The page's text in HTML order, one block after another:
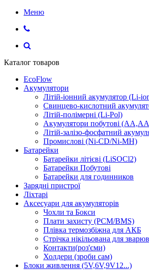
Меню
Каталог товаров
EcoFlow
Акумулятори
Літій-іонний акумулятор (Li-
Свинцево-кислотний
Літій-полімерні (Li-Pol)
Акумулятори побутові
Літій-залізо-фосфатний
Промислові (Ni-CD/Ni-MH)
Батарейки
Батарейки літієві (LiSOCl2)
Батарейки Побутові
Батарейки для годинников
Зарядні пристрої
Ліхтарі
Аксесуари для акумуляторів
Чохли та Бокси
Плати захисту (PCM/BMS)
Плівка термозбіжна для АКБ
Стрічка нікільована для
Контакти(роз'єми)
Холдери (зроби сам)
Блоки живлення (5V,6V,9V12...)